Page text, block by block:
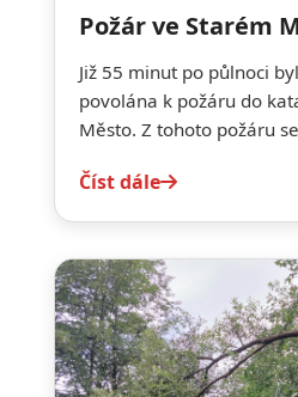
Požár ve Starém
Již 55 minut po půlnoci
povolána k požáru do
Město. Z tohoto požáru
Číst dále